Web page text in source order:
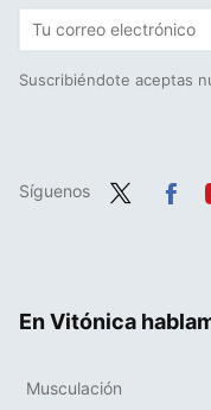
Suscribiéndote aceptas
Síguenos
En Vitónica
Musculación